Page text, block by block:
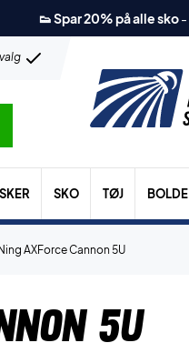
👟 Spar 20% på alle sko-
SKO TØJ BOLDE
AXForce Cannon 5U
5U